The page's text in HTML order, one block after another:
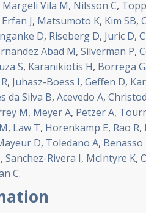
Margeli Vila M, Nilsson C,
Erfan J, Matsumoto K, Kim SB,
D, Riseberg D, Juric D,
Abad M, Silverman P,
S, Karanikiotis H, Borrega
, Juhasz-Boess I, Geffen D,
da Silva B, Acevedo A,
M, Meyer A, Petzer A,
, Law T, Horenkamp E, Rao R,
D, Toledano A, Benasso
, Sanchez-Rivera I, McIntyre K,
C.